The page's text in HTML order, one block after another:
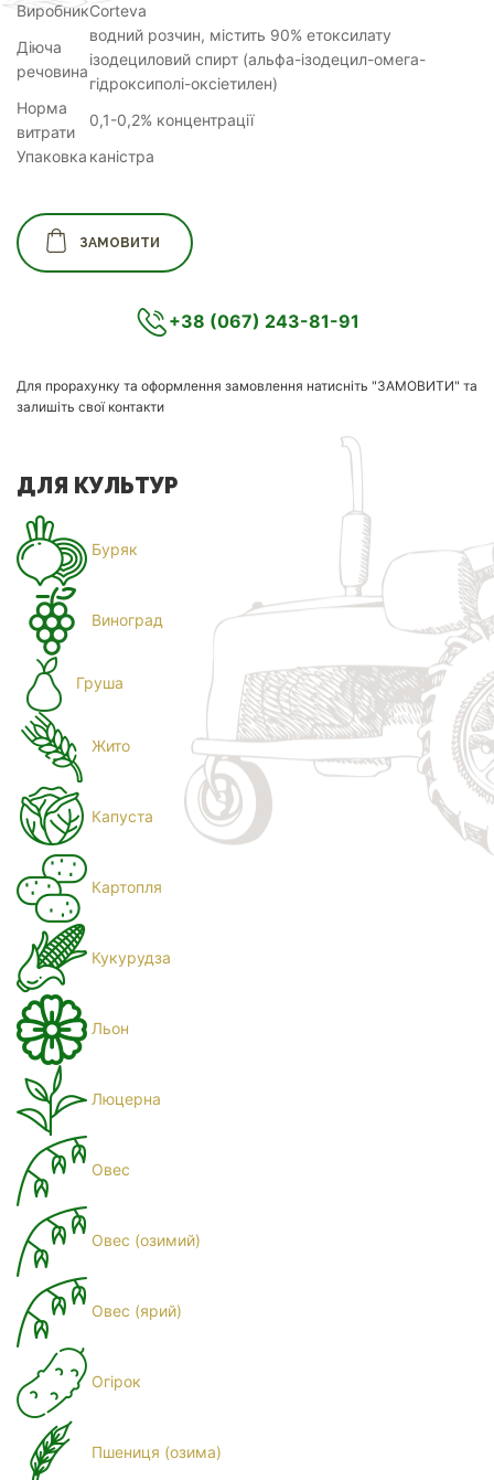
ВиробникCorteva
Діюча
речовина
водний розчин, містить 90% етоксилату
ізодециловий спирт (альфа-ізодецил-омега-
гідроксиполі-оксіетилен)
Норма
витрати
0,1-0,2% концентрації
Упаковка каністра
ЗАМОВИТИ
+38 (067) 243-81-91
Для прорахунку та оформлення замовлення натисніть "ЗАМОВИТИ" та
залишіть свої контакти
ДЛЯ КУЛЬТУР
Буряк
Виноград
Груша
Жито
Капуста
Картопля
Кукурудза
Льон
Люцерна
Овес
Овес (озимий)
Овес (ярий)
Огірок
Пшениця (озима)